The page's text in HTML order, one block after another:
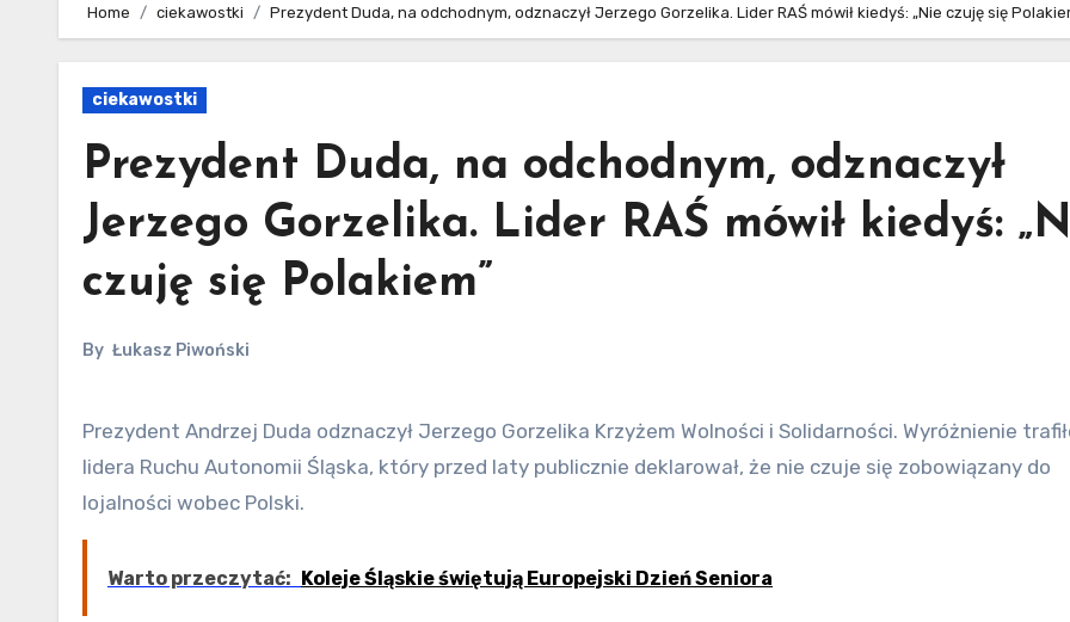
Home ciekawostki Prezydent Duda, na odchodnym, odznaczył Jerzego Gorzelika. Lider RAŚ mówił kiedyś: „Nie czuję się
ciekawostki
Prezydent Duda, na odchodnym, odznaczył
Jerzego Gorzelika. Lider RAŚ mówił kiedyś:
czuję się Polakiem”
By Łukasz Piwoński
Prezydent Andrzej Duda odznaczył Jerzego Gorzelika Krzyżem Wolności i Solidarności. Wyróżnienie trafiło do
lidera Ruchu Autonomii Śląska, który przed laty publicznie deklarował, że nie czuje się zobowiązany do
lojalności wobec Polski.
Warto przeczytać: Koleje Śląskie świętują Europejski Dzień Seniora